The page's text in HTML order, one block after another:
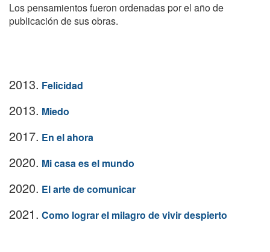
Los pensamientos fueron ordenadas por el año de
publicación de sus obras.
2013. Felicidad
2013. Miedo
2017. En el ahora
2020. Mi casa es el mundo
2020. El arte de comunicar
2021. Como lograr el milagro de vivir despierto